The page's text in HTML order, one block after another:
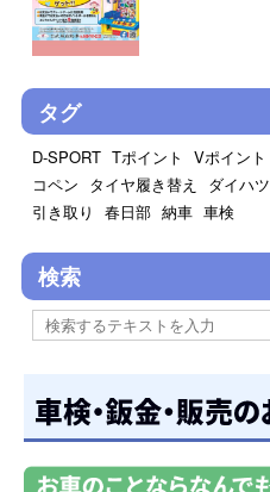
タグ
D-SPORT Tポイント Vポイント
コペン タイヤ履き替え ダイハツ
引き取り
春日部 納車 車検
検索